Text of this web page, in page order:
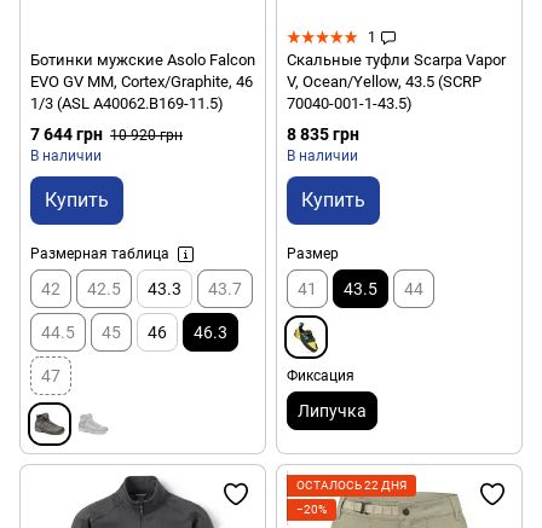
Ботинки мужские Asolo Falcon
EVO GV MM, Cortex/Graphite, 46
1/3 (ASL A40062.B169-11.5)
7 644 грн 10 920 грн
В наличии
Купить
Размерная таблица
42 42.5 43.3 43.7
44.5 45 46 46.3
47
1
Скальные туфли Scarpa Vapor
V, Ocean/Yellow, 43.5 (SCRP
70040-001-1-43.5)
8 835 грн
В наличии
Купить
Размер
41 43.5 44
Фиксация
Липучка
ОСТАЛОСЬ 22 ДНЯ
−20%